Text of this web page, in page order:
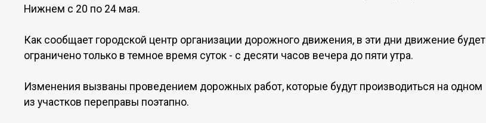
Нижнем с 20 по 24 мая.
Как сообщает городской центр организации дорожного движения, в эти дни движение будет
ограничено только в темное время суток - с десяти часов вечера до пяти утра.
Изменения вызваны проведением дорожных работ, которые будут производиться на одном
из участков переправы поэтапно.